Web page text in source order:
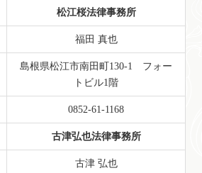
松江桜法律事務所
福田 真也
島根県松江市南田町130-1 フォー
トビル1階
0852-61-1168
古津弘也法律事務所
古津 弘也